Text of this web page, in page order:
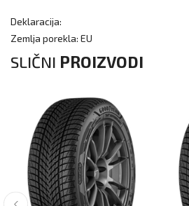
Deklaracija:
Zemlja porekla: EU
SLIČNI PROIZVODI